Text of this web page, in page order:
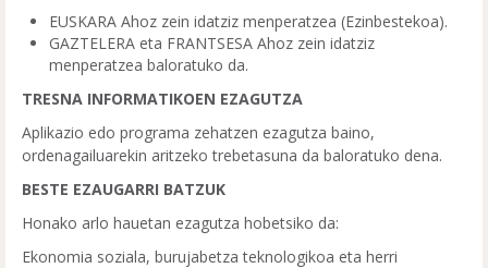
EUSKARA Ahoz zein idatziz menperatzea (Ezinbestekoa).
GAZTELERA eta FRANTSESA Ahoz zein idatziz
menperatzea baloratuko da.
TRESNA INFORMATIKOEN EZAGUTZA
Aplikazio edo programa zehatzen ezagutza baino,
ordenagailuarekin aritzeko trebetasuna da baloratuko dena.
BESTE EZAUGARRI BATZUK
Honako arlo hauetan ezagutza hobetsiko da:
Ekonomia soziala, burujabetza teknologikoa eta herri